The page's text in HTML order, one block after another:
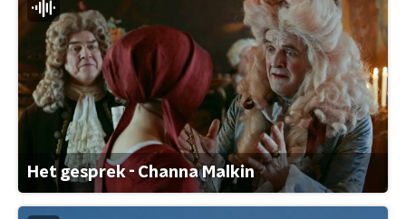
Het gesprek - Channa Malkin